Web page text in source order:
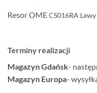
Resor OMECS016RA Lewy
Terminy realizacji
Magazyn Gdańsk-
Magazyn Europa-